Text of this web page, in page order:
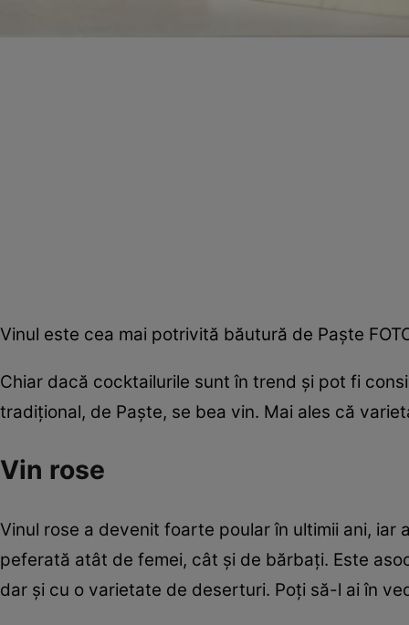
Vinul este cea mai potrivită băutură de Paște
Chiar dacă cocktailurile sunt în trend și pot fi
tradițional, de Paște, se bea vin. Mai ales că
Vin rose
Vinul rose a devenit foarte poular în ultimii ani,
peferată atât de femei, cât și de bărbați. Este
dar şi cu o varietate de deserturi. Poţi să-l ai în